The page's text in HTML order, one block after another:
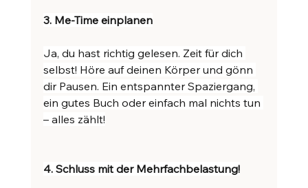
3. Me-Time einplanen
Ja, du hast richtig gelesen. Zeit für dich
selbst! Höre auf deinen Körper und gönn
dir Pausen. Ein entspannter Spaziergang,
ein gutes Buch oder einfach mal nichts tun
– alles zählt!
4. Schluss mit der Mehrfachbelastung!